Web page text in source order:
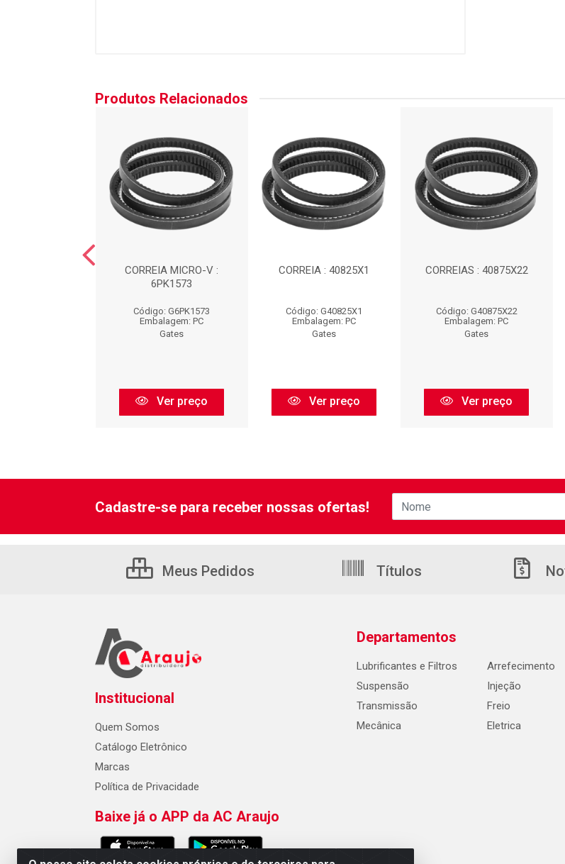
Produtos Relacionados
CORREIA MICRO-V :
6PK1573
Código: G6PK1573
Embalagem: PC
Gates
Ver preço
CORREIA : 40825X1
Código: G40825X1
Embalagem: PC
Gates
Ver preço
CORREIAS : 40875X22
Código: G40875X22
Embalagem: PC
Gates
Ver preço
Cadastre-se para receber nossas ofertas!
Meus Pedidos Títulos
Institucional
Quem Somos
Catálogo Eletrônico
Marcas
Política de Privacidade
Baixe já o APP da AC Araujo
Departamentos
Lubrificantes e Filtros
Suspensão
Transmissão
Mecânica
Arrefecimento
Injeção
Freio
Eletrica